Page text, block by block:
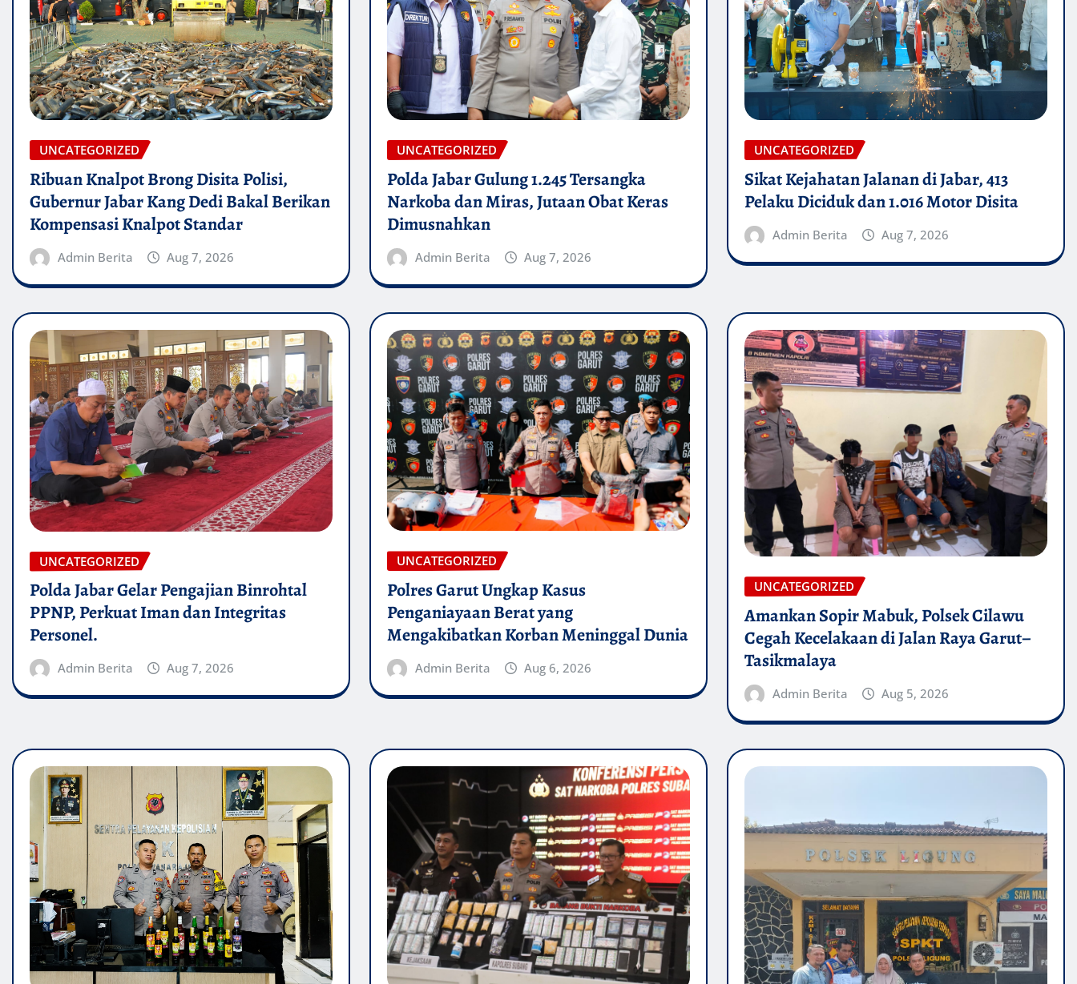
UNCATEGORIZED
Ribuan Knalpot Brong Disita Polisi,
Gubernur Jabar Kang Dedi Bakal Berikan
Kompensasi Knalpot Standar
Admin Berita Aug 7, 2026
UNCATEGORIZED
Polda Jabar Gulung 1.245 Tersangka
Narkoba dan Miras, Jutaan Obat Keras
Dimusnahkan
Admin Berita Aug 7, 2026
UNCATEGORIZED
Sikat Kejahatan Jalanan di Jabar, 413
Pelaku Diciduk dan 1.016 Motor Disita
Admin Berita Aug 7, 2026
UNCATEGORIZED
Polda Jabar Gelar Pengajian Binrohtal
PPNP, Perkuat Iman dan Integritas
Personel.
Admin Berita Aug 7, 2026
UNCATEGORIZED
Polres Garut Ungkap Kasus
Penganiayaan Berat yang
Mengakibatkan Korban Meninggal Dunia
Admin Berita Aug 6, 2026
UNCATEGORIZED
Amankan Sopir Mabuk, Polsek Cilawu
Cegah Kecelakaan di Jalan Raya Garut–
Tasikmalaya
Admin Berita Aug 5, 2026